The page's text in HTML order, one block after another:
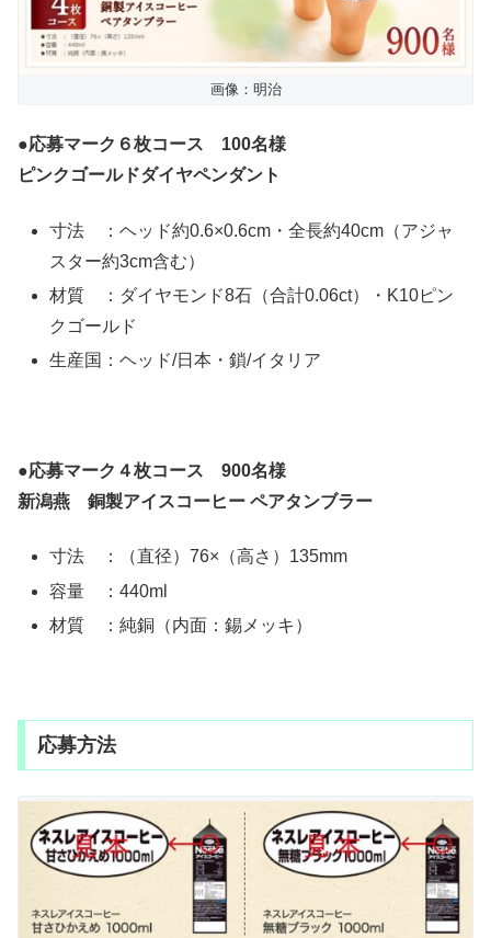
画像：明治
●応募マーク６枚コース 100名様
ピンクゴールドダイヤペンダント
寸法 ：ヘッド約0.6×0.6cm・全長約40cm（アジャ
スター約3cm含む）
材質 ：ダイヤモンド8石（合計0.06ct）・K10ピン
クゴールド
生産国：ヘッド/日本・鎖/イタリア
●応募マーク４枚コース 900名様
新潟燕 銅製アイスコーヒー ペアタンブラー
寸法 ：（直径）76×（高さ）135mm
容量 ：440ml
材質 ：純銅（内面：錫メッキ）
応募方法